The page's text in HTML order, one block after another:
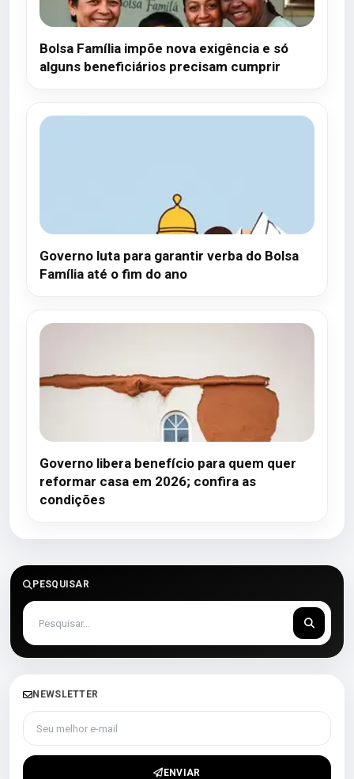
Bolsa Família impõe nova exigência e só
alguns beneficiários precisam cumprir
Governo luta para garantir verba do Bolsa
Família até o fim do ano
Governo libera benefício para quem quer
reformar casa em 2026; confira as
condições
PESQUISAR
NEWSLETTER
Seu melhor e-mail
ENVIAR